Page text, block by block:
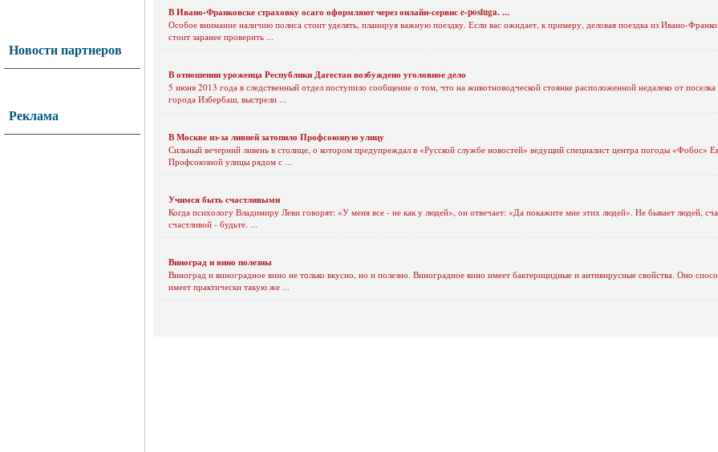
Новости партнеров
Реклама
В Ивано-Франковске страховку осаго оформляют через онлайн-сервис e-posluga. ...
Особое внимание наличию полиса стоит уделять, планируя важную поездку. Если вас ожидает, к примеру, деловая поездка из Ивано-
стоит заранее проверить ...
В отношении уроженца Республики Дагестан возбуждено уголовное дело
5 июня 2013 года в следственный отдел поступило сообщение о том, что на животноводческой стоянке расположенной недалеко от
города Избербаш, выстрели ...
В Москве из-за ливней затопило Профсоюзную улицу
Сильный вечерний ливень в столице, о котором предупреждал в «Русской службе новостей» ведущий специалист центра погоды «Фобос»
Профсоюзной улицы рядом с ...
Учимся быть счастливыми
Когда психологу Владимиру Леви говорят: «У меня все - не как у людей», он отвечает: «Да покажите мне этих людей». Не бывает людей,
счастливой - будьте. ...
Виноград и вино полезны
Виноград и виноградное вино не только вкусно, но и полезно. Виноградное вино имеет бактерицидные и антивирусные свойства. Оно
имеет практически такую же ...